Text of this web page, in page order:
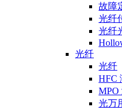
故障
光纤
光纤
光纤
光纤
HFC
MPO
光万